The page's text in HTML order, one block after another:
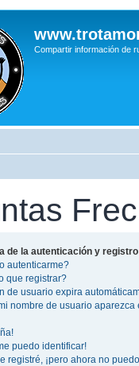
Compartir información de
de la autenticación y registro
autenticarme?
que registrar?
de usuario expira
nombre de usuario aparezca
puedo identificar!
registré, ¡pero ahora no